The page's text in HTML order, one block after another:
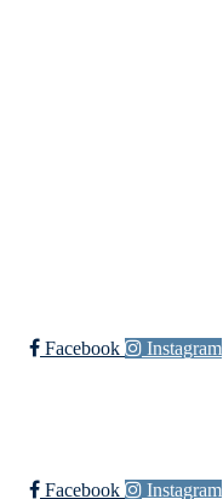
Facebook Instagram
Facebook Instagram